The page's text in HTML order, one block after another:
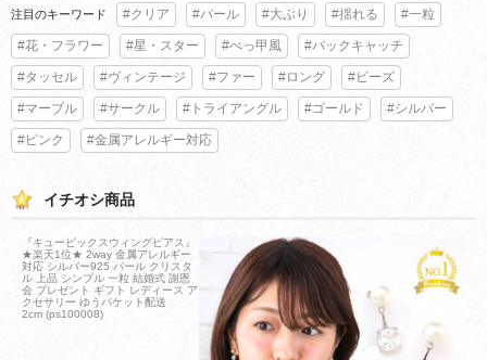
注目のキーワード #クリア #パール #大ぶり #揺れる #一粒
#花・フラワー #星・スター #べっ甲風 #バックキャッチ
#タッセル #ヴィンテージ #ファー #ロング #ビーズ
#マーブル #サークル #トライアングル #ゴールド #シルバー
#ピンク #金属アレルギー対応
イチオシ商品
『キュービックスウィングピアス』
★楽天1位★ 2way 金属アレルギー
対応 シルバー925 パール クリスタ
ル 上品 シンプル 一粒 結婚式 謝恩
会 プレゼント ギフト レディース ア
クセサリー ゆうパケット配送
2cm (ps100008)